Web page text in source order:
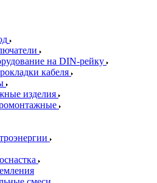
на DIN-рейку
кабеля
изделия